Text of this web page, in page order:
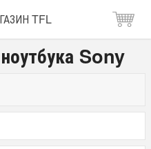
TFL
Sony